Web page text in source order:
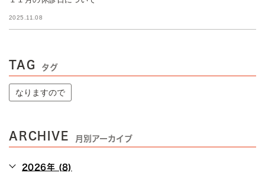
2025.11.08
TAG タグ
なりますので
ARCHIVE 月別アーカイブ
2026年 (8)